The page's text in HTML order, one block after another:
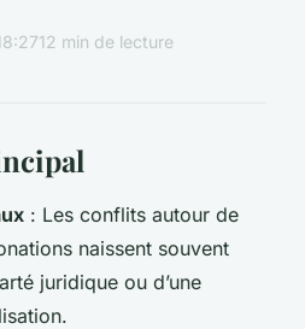
12 min de lecture
: Les conflits autour de
naissent souvent
juridique ou d’une